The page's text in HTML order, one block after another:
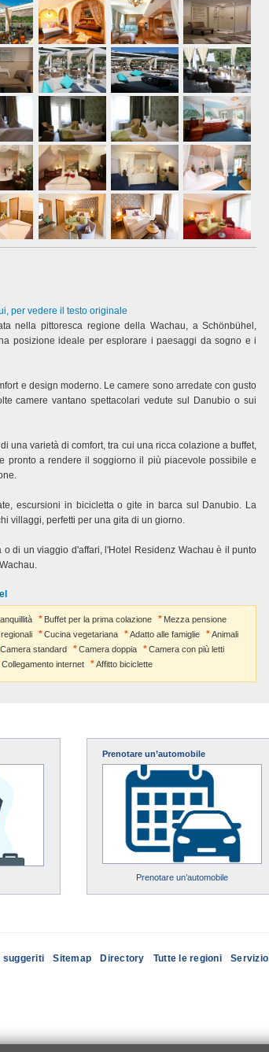
per vedere il testo originale
nella pittoresca regione della Wachau, a Schönbühel,
posizione ideale per esplorare i paesaggi da sogno e i
e design moderno. Le camere sono arredate con gusto
camere vantano spettacolari vedute sul Danubio o sui
una varietà di comfort, tra cui una ricca colazione a buffet,
pronto a rendere il soggiorno il più piacevole possibile e
escursioni in bicicletta o gite in barca sul Danubio. La
villaggi, perfetti per una gita di un giorno.
di un viaggio d'affari, l'Hotel Residenz Wachau è il punto
Buffet per la prima colazione
Mezza pensione
Cucina vegetariana Adatto alle famiglie
Animali
Camera standard Camera doppia
Camera con più letti
Collegamento internet Affitto biciclette
Prenotare un’automobile
Prenotare un’automobile
suggeriti Sitemap Directory Tutte le regioni
Servizio